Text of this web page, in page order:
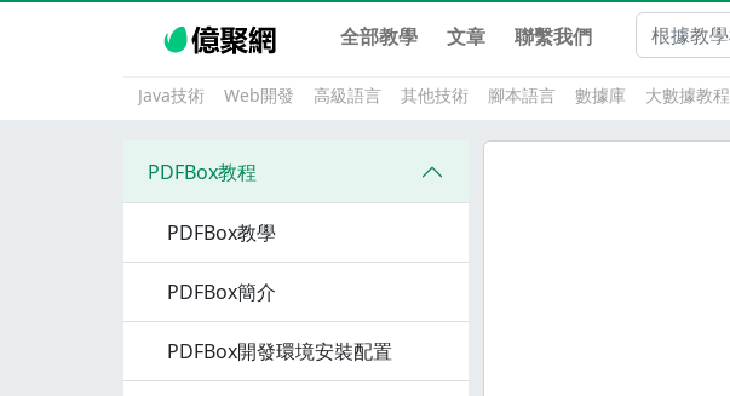
全部教學 文章 聯繫我們
Java技術 Web開發 高級語言 其他技術 腳本語言 數據庫 大數據教程
PDFBox教程
PDFBox教學
PDFBox簡介
PDFBox開發環境安裝配置